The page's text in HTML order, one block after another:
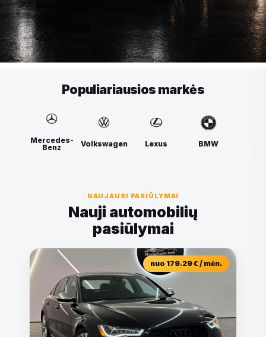
Populiariausios markės
Volkswagen Lexus BMW Audi
NAUJAUSI PASIŪLYMAI
Nauji automobilių
pasiūlymai
nuo 179.29 € / mėn.